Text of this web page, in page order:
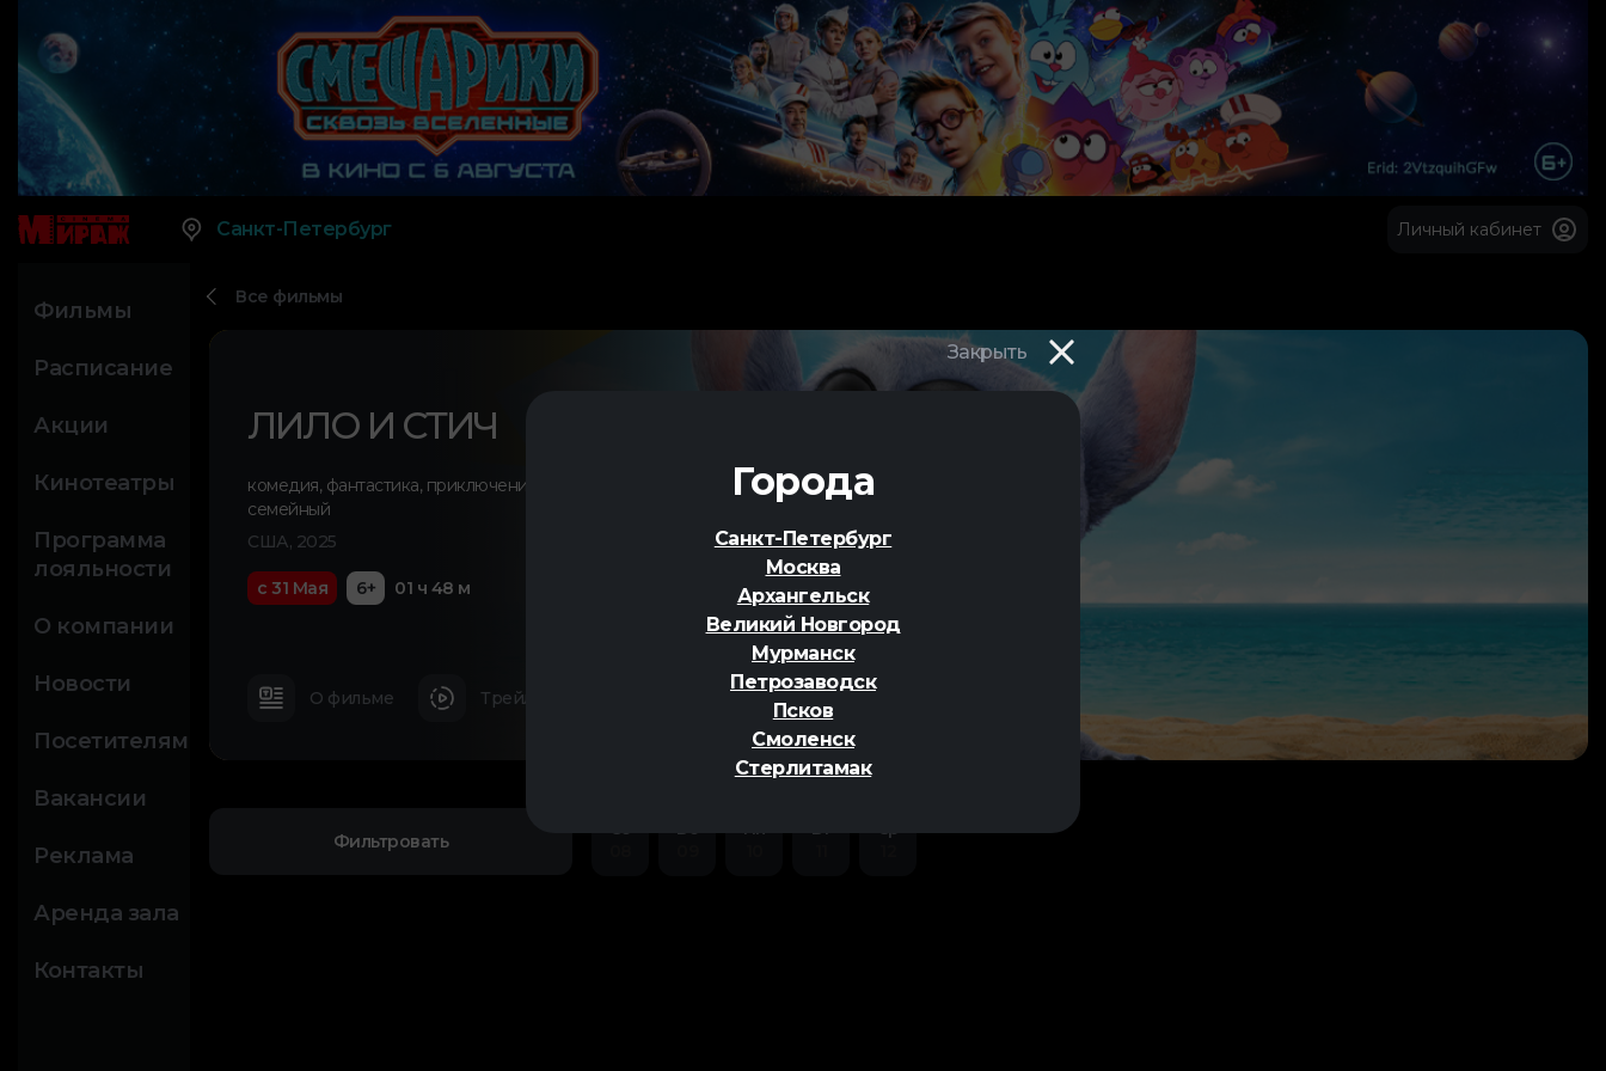
Закрыть
Города
Санкт-Петербург
Москва
Архангельск
Великий Новгород
Мурманск
Петрозаводск
Псков
Смоленск
Стерлитамак
Санкт-Петербург Личный кабинет
Фильмы
Расписание
Акции
Кинотеатры
Программа
лояльности
О компании
Новости
Посетителям
Вакансии
Реклама
Аренда зала
Контакты
Все фильмы
ЛИЛО И СТИЧ
комедия,фантастика,приключения
семейный
США, 2025
с 31 Мая 6+ 01 ч 48 м
О фильме Трейлер
Фильтровать
Сб
Вс
Пн
Вт
Ср